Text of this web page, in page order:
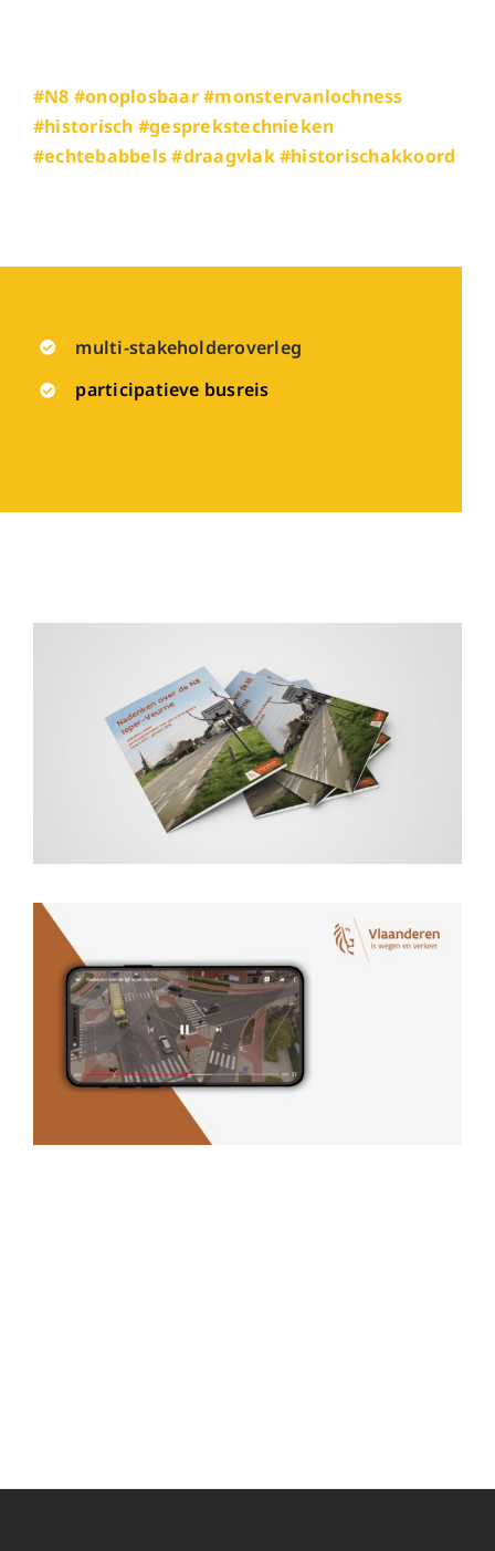
#N8 #onoplosbaar #monstervanlochness
#historisch #gesprekstechnieken
#echtebabbels #draagvlak #historischakkoord
multi-stakeholderoverleg
participatieve busreis